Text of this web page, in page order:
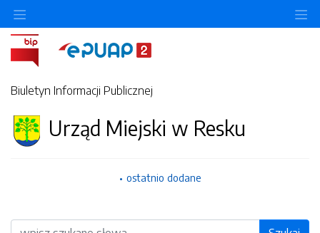
Biuletyn Informacji Publicznej
Urząd Miejski w Resku
ostatnio dodane
Wyszukiwarka